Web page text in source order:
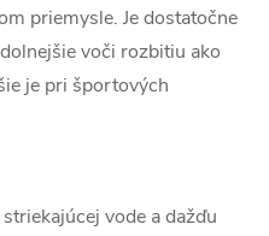
priemysle. Je dostatočne
voči rozbitiu ako
je pri športových
vode a dažďu